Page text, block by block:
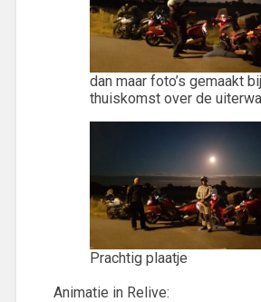
dan maar foto’s gemaakt bij
thuiskomst over de
Prachtig plaatje
Animatie in Relive: